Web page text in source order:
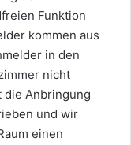
Funktion
kommen aus
in den
nicht
die Anbringung
und wir
einen